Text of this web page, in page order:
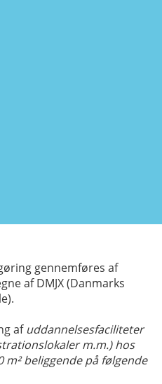
gennemføres af
af DMJX (Danmarks
af uddannelsesfaciliteter
m.m.) hos
m² beliggende på følgende